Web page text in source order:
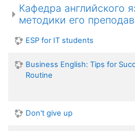
Кафедра английского
методики его
ESP for IT students
Business English: Tips for
Routine
Don't give up